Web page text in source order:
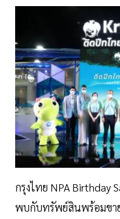
กรุงไทย NPA Birthday
พบกับทรัพย์สินพร้อมขา